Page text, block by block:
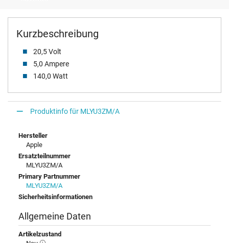
Kurzbeschreibung
20,5 Volt
5,0 Ampere
140,0 Watt
Produktinfo für MLYU3ZM/A
Hersteller
Apple
Ersatzteilnummer
MLYU3ZM/A
Primary Partnummer
MLYU3ZM/A
Sicherheitsinformationen
Allgemeine Daten
Artikelzustand